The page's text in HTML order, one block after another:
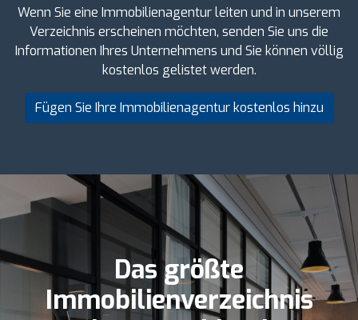
Wenn Sie eine Immobilienagentur leiten und in unserem
Verzeichnis erscheinen möchten, senden Sie uns die
Informationen Ihres Unternehmens und Sie können völlig
kostenlos gelistet werden.
Fügen Sie Ihre Immobilienagentur kostenlos hinzu
Das größte
Immobilienverzeichnis